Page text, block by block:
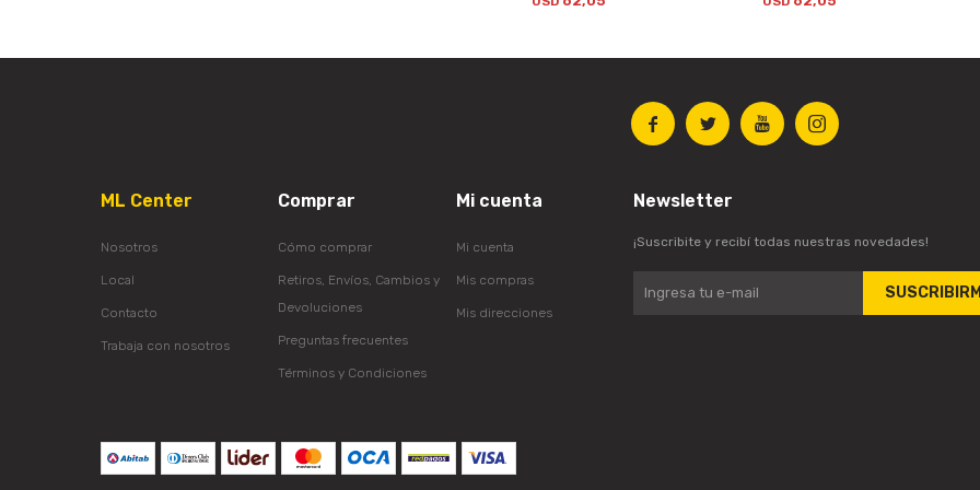
   
ML Center
Nosotros
Local
Contacto
Trabaja con nosotros
Comprar
Cómo comprar
Retiros, Envíos, Cambios y
Devoluciones
Preguntas frecuentes
Términos y Condiciones
Mi cuenta
Mi cuenta
Mis compras
Mis direcciones
Newsletter
¡Suscribite y recibí todas nuestras novedades!